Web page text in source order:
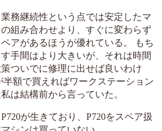
務継続性という点では安定したマ
組み合わせより、すぐに変わらず
アがあるほうが優れている。 もち
手間はより大きいが、それは時間
ついでに修理に出せば良いわけ
半額で買えればワークステーション
は結構前から言っていた。
が生きており、P720をスペア扱